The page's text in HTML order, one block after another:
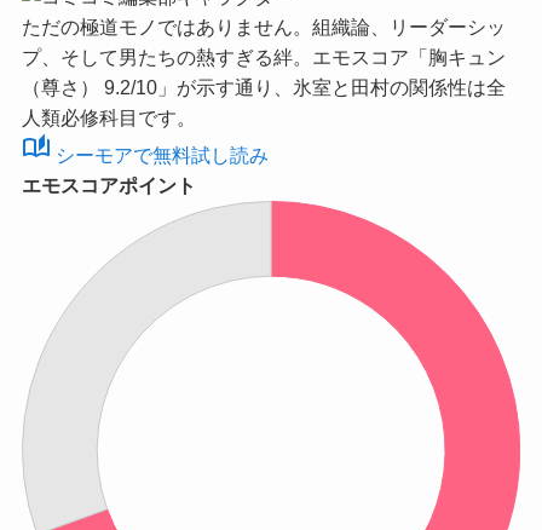
ただの極道モノではありません。組織論、リーダーシッ
プ、そして男たちの熱すぎる絆。 エモスコア「胸キュン
（尊さ） 9.2/10」 が示す通り、氷室と田村の関係性は全
人類必修科目です。
auto_stories シーモアで無料試し読み
エモスコアポイント